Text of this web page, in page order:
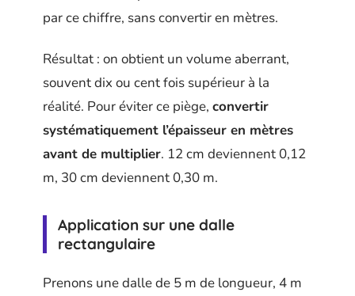
par ce chiffre, sans convertir en mètres.
Résultat : on obtient un volume aberrant,
souvent dix ou cent fois supérieur à la
réalité. Pour éviter ce piège, convertir
systématiquement l’épaisseur en mètres
avant de multiplier. 12 cm deviennent 0,12
m, 30 cm deviennent 0,30 m.
Application sur une dalle
rectangulaire
Prenons une dalle de 5 m de longueur, 4 m